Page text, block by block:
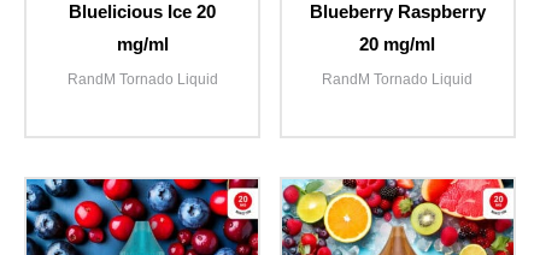
Bluelicious Ice 20
mg/ml
RandM Tornado Liquid
Blueberry Raspberry
20 mg/ml
RandM Tornado Liquid